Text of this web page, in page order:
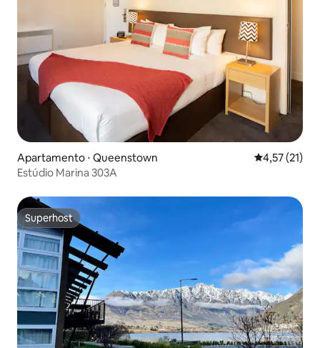
Apartamento ⋅ Queenstown 4,57 de uma
4,57 (21)
Estúdio Marina 303A
Superhost
Superhost